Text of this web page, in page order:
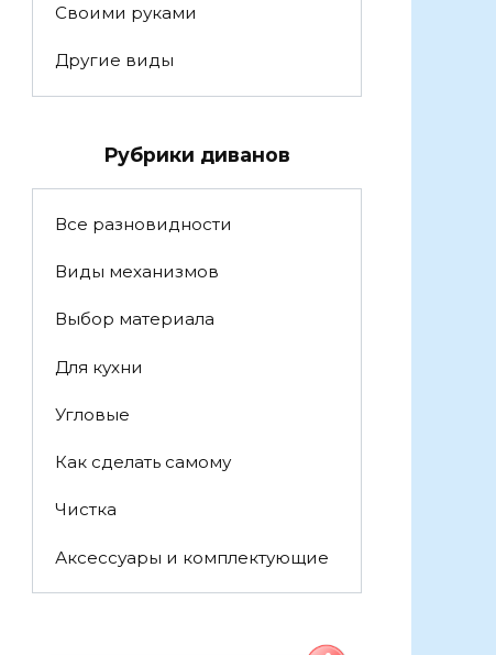
Своими руками
Другие виды
Рубрики диванов
Все разновидности
Виды механизмов
Выбор материала
Для кухни
Угловые
Как сделать самому
Чистка
Аксессуары и комплектующие